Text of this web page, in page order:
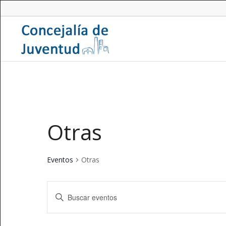
Otras
Eventos Otras
Navegación
de
búsqueda
Introduce